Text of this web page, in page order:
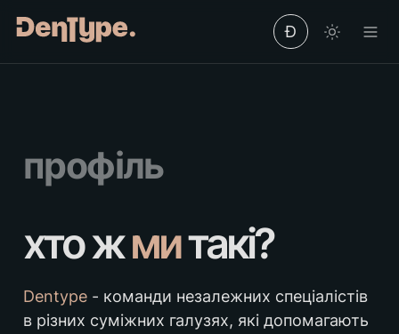
Ð
профіль
хто ж ми такі?
Dentype - команди незалежних спеціалістів
в різних суміжних галузях, які допомагають